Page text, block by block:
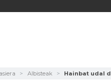
Albisteak Hainbat udal